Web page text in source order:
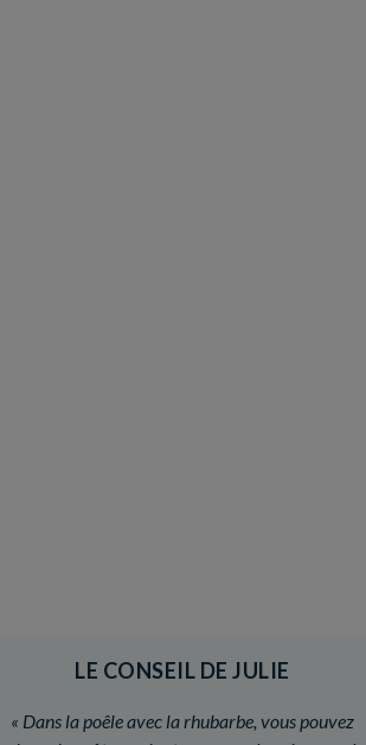
LE CONSEIL DE JULIE
« Dans la poêle avec la rhubarbe, vous pouvez